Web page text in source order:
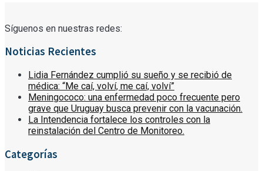
Síguenos en nuestras redes:
Noticias Recientes
Lidia Fernández cumplió su sueño y se recibió de
médica: “Me caí, volví, me caí, volví”
Meningococo: una enfermedad poco frecuente pero
grave que Uruguay busca prevenir con la vacunación.
La Intendencia fortalece los controles con la
reinstalación del Centro de Monitoreo.
Categorías